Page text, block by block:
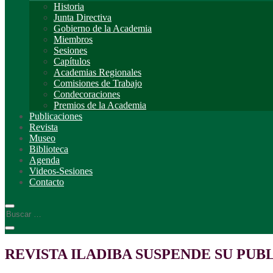
Historia
Junta Directiva
Gobierno de la Academia
Miembros
Sesiones
Capítulos
Academias Regionales
Comisiones de Trabajo
Condecoraciones
Premios de la Academia
Publicaciones
Revista
Museo
Biblioteca
Agenda
Videos-Sesiones
Contacto
REVISTA ILADIBA SUSPENDE SU